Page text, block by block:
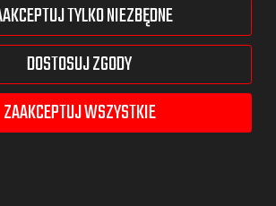
Group Sp. z o. o.
TYLKO NIEZBĘDNE
DOSTOSUJ ZGODY
ZAAKCEPTUJ WSZYSTKIE